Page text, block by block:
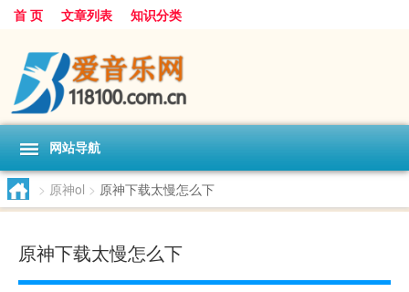
首 页 文章列表 知识分类
网站导航
> 原神ol > 原神下载太慢怎么下
原神下载太慢怎么下